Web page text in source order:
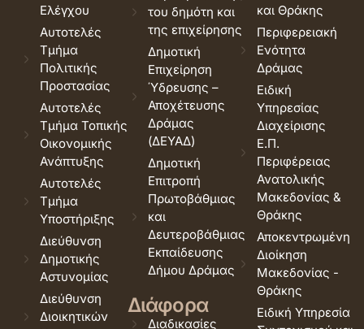
Ελέγχου
Αυτοτελές
Τμήμα
Πολιτικής
Προστασίας
Αυτοτελές
Τμήμα Τοπικής
Οικονομικής
Ανάπτυξης
Αυτοτελές
Τμήμα
Υποστήριξης
Διεύθυνση
Δημοτικής
Αστυνομίας
Διεύθυνση
Διοικητικών
του δημότη και
της επιχείρησης
Δημοτική
Επιχείρηση
Ύδρευσης –
Αποχέτευσης
Δράμας
(ΔΕΥΑΔ)
Δημοτική
Επιτροπή
Πρωτοβάθμιας
και
Δευτεροβάθμιας
Εκπαίδευσης
Δήμου Δράμας
Διάφορα
Διαδικασίες
και Θράκης
Περιφερειακή
Ενότητα
Δράμας
Ειδική
Υπηρεσίας
Διαχείρισης
Ε.Π.
Περιφέρειας
Ανατολικής
Μακεδονίας &
Θράκης
Αποκεντρωμένη
Διοίκηση
Μακεδονίας -
Θράκης
Ειδική Υπηρεσία